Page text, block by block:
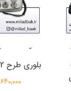
بلوری طرح 2 سی دی ای
640,000 تومان